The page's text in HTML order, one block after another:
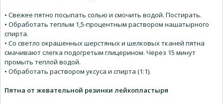
• Свежее пятно посыпать солью и смочить водой. Постирать.
• Обработать теплым 1,5-процентным раствором нашатырного
спирта.
• Со светло окрашенных шерстяных и шелковых тканей пятна
смачивают слегка подогретым глицерином. Через 15 минут
промыть теплой водой.
• Обработать раствором уксуса и спирта (1:1).
Пятна от жевательной резинки лейкопластыря